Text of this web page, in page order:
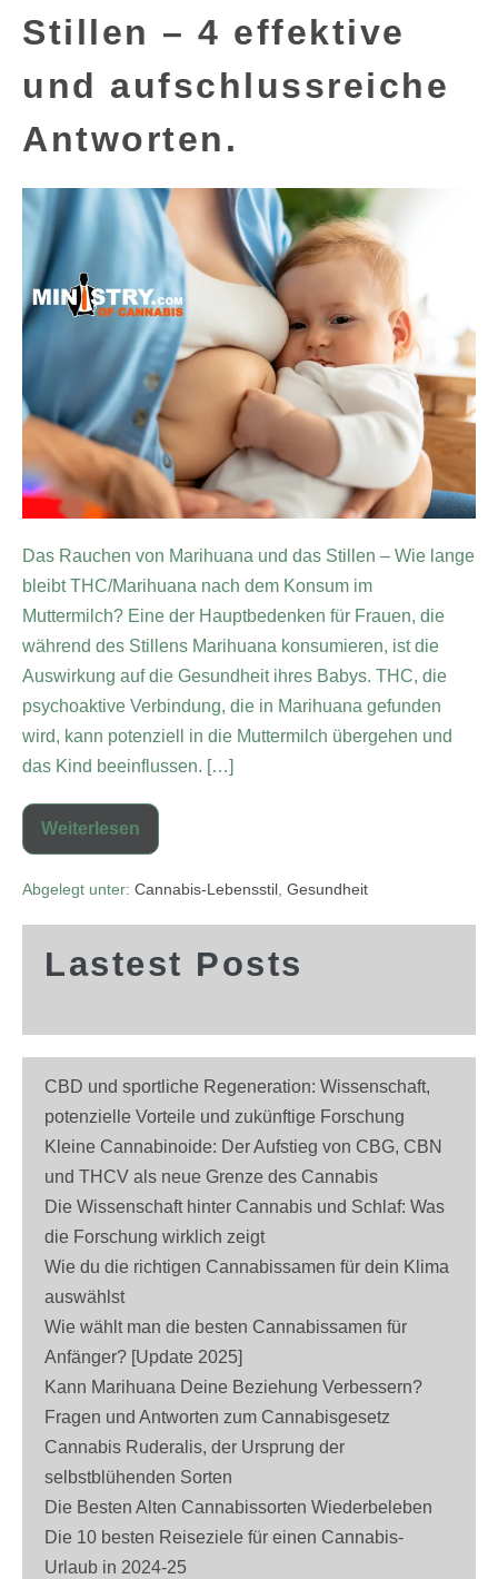
Stillen – 4 effektive
und aufschlussreiche
Antworten.
Das Rauchen von Marihuana und das Stillen – Wie lange
bleibt THC/Marihuana nach dem Konsum im
Muttermilch? Eine der Hauptbedenken für Frauen, die
während des Stillens Marihuana konsumieren, ist die
Auswirkung auf die Gesundheit ihres Babys. THC, die
psychoaktive Verbindung, die in Marihuana gefunden
wird, kann potenziell in die Muttermilch übergehen und
das Kind beeinflussen. […]
Weiterlesen
Abgelegt unter: Cannabis-Lebensstil Gesundheit
Lastest Posts
CBD und sportliche Regeneration: Wissenschaft,
potenzielle Vorteile und zukünftige Forschung
Kleine Cannabinoide: Der Aufstieg von CBG, CBN
und THCV als neue Grenze des Cannabis
Die Wissenschaft hinter Cannabis und Schlaf: Was
die Forschung wirklich zeigt
Wie du die richtigen Cannabissamen für dein Klima
auswählst
Wie wählt man die besten Cannabissamen für
Anfänger? [Update 2025]
Kann Marihuana Deine Beziehung Verbessern?
Fragen und Antworten zum Cannabisgesetz
Cannabis Ruderalis, der Ursprung der
selbstblühenden Sorten
Die Besten Alten Cannabissorten Wiederbeleben
Die 10 besten Reiseziele für einen Cannabis-
Urlaub in 2024-25